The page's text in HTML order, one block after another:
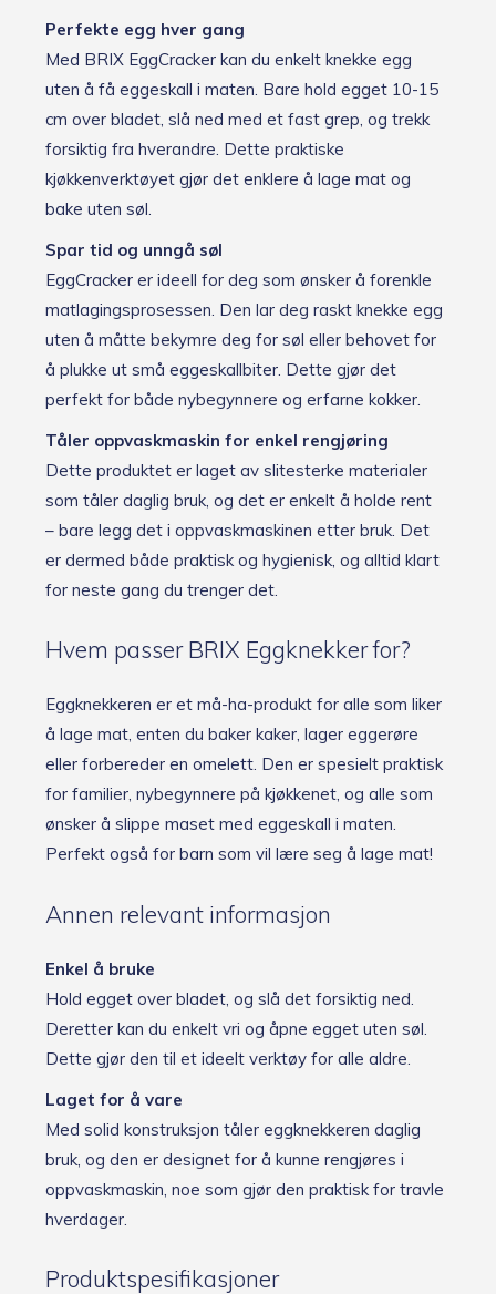
Perfekte egg hver gang
Med BRIX EggCracker kan du enkelt knekke egg
uten å få eggeskall i maten. Bare hold egget 10-15
cm over bladet, slå ned med et fast grep, og trekk
forsiktig fra hverandre. Dette praktiske
kjøkkenverktøyet gjør det enklere å lage mat og
bake uten søl.
Spar tid og unngå søl
EggCracker er ideell for deg som ønsker å forenkle
matlagingsprosessen. Den lar deg raskt knekke egg
uten å måtte bekymre deg for søl eller behovet for
å plukke ut små eggeskallbiter. Dette gjør det
perfekt for både nybegynnere og erfarne kokker.
Tåler oppvaskmaskin for enkel rengjøring
Dette produktet er laget av slitesterke materialer
som tåler daglig bruk, og det er enkelt å holde rent
– bare legg det i oppvaskmaskinen etter bruk. Det
er dermed både praktisk og hygienisk, og alltid klart
for neste gang du trenger det.
Hvem passer BRIX Eggknekker for?
Eggknekkeren er et må-ha-produkt for alle som liker
å lage mat, enten du baker kaker, lager eggerøre
eller forbereder en omelett. Den er spesielt praktisk
for familier, nybegynnere på kjøkkenet, og alle som
ønsker å slippe maset med eggeskall i maten.
Perfekt også for barn som vil lære seg å lage mat!
Annen relevant informasjon
Enkel å bruke
Hold egget over bladet, og slå det forsiktig ned.
Deretter kan du enkelt vri og åpne egget uten søl.
Dette gjør den til et ideelt verktøy for alle aldre.
Laget for å vare
Med solid konstruksjon tåler eggknekkeren daglig
bruk, og den er designet for å kunne rengjøres i
oppvaskmaskin, noe som gjør den praktisk for travle
hverdager.
Produktspesifikasjoner